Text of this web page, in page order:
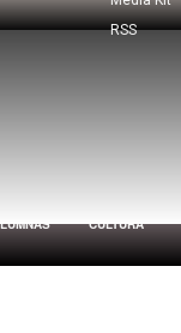
RSS
CULTURA